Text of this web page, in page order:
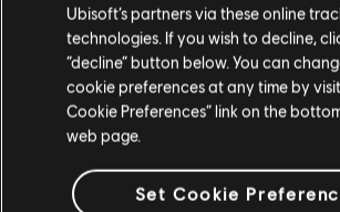
Rimani sullo store
Portami allo store locale
Ubisoft’s partners via these online
technologies. If you wish to decline,
“decline” button below. You can
cookie preferences at any time by
Cookie Preferences” link on the
web page.
Set Cookie